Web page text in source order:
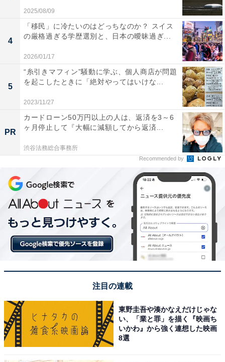
＞＞梅酒を日本酒で作るのはNG!? 違法になる可能性を
知っている人の割合は……
また、年代別に梅酒を作った経験を整理したものを下に
示します。
を作ったことのある人の割合も高くなっていることがわ
かります。
梅酒作りのこだわりについて聞いたところ、代表的なも
のは主に3つありました。
2025/08/09
4
「移民」に冷たいのはどっちなのか？ スイス
の厳格過ぎる学歴選別と、日本の曖昧過ぎ...
2026/01/17
5
“糸引きマフィン”騒動に学ぶ、個人商店が問題
を起こしたときに「絶対やってはいけな...
2023/11/27
PR
カードローン50万円以上の人は、返済を3～6
ヶ月停止して『大幅に減額してから返済...
渋谷法務総合事務所
Recommended by
注目の連載
東野圭吾や湊かなえだけじゃな
い、「業と罪」を描く『映画ち
いかわ』から強く連想した映画
8選